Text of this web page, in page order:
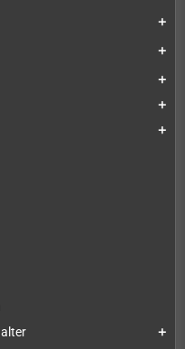
add
add
add
add
add
add